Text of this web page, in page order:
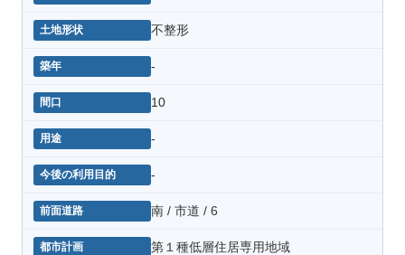
不整形
-
10
-
-
南 / 市道 / 6
第１種低層住居専用地域